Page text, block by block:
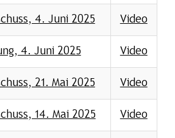
4. Juni 2025 Video
4. Juni 2025 Video
21. Mai 2025 Video
14. Mai 2025 Video